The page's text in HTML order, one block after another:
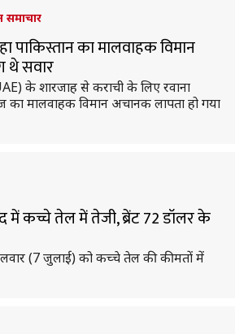
समाचार
पाकिस्तान का मालवाहक विमान
थे सवार
के शारजाह से कराची के लिए रवाना
का मालवाहक विमान अचानक लापता हो गया
में कच्चे तेल में तेजी, ब्रेंट 72 डॉलर के
(7 जुलाई) को कच्चे तेल की कीमतों में